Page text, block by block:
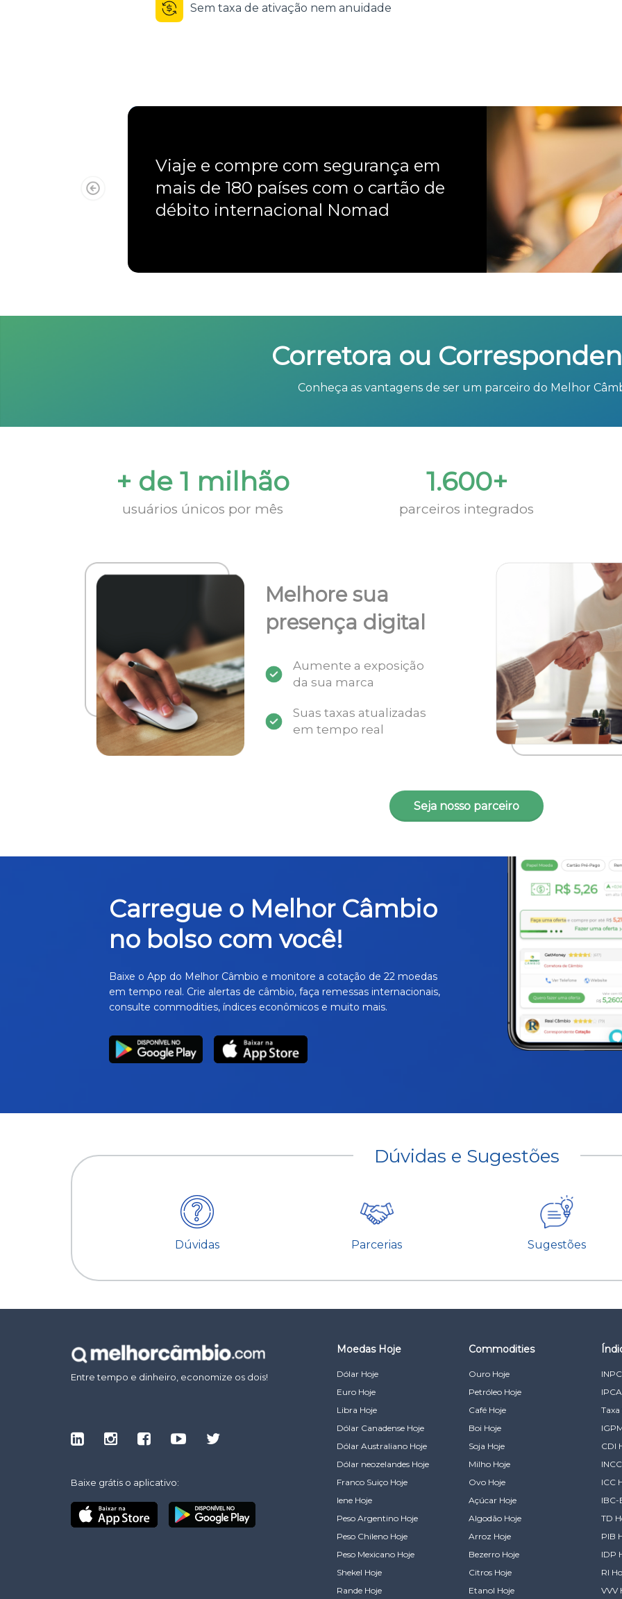
Sem taxa de ativação nem anuidade
Viaje e compre com segurança em
mais de 180 países com o cartão de
débito internacional Nomad
Corretora ou
Conheça as vantagens de ser um parceiro do Melhor
+ de 1 milhão
usuários únicos por mês
1.600+
parceiros integrados
Melhore sua
presença digital
Aumente a exposição
da sua marca
Suas taxas atualizadas
em tempo real
Seja nosso parceiro
Carregue o Melhor Câmbio
no bolso com você!
Baixe o App do Melhor Câmbio e monitore a cotação de 22 moedas
em tempo real. Crie alertas de câmbio, faça remessas internacionais,
consulte commodities, índices econômicos e muito mais.
Dúvidas e Sugestões
Dúvidas Parcerias Sugestões
Entre tempo e dinheiro, economize os dois!
Baixe grátis o aplicativo:
Moedas Hoje
Dólar Hoje
Euro Hoje
Libra Hoje
Dólar Canadense Hoje
Dólar Australiano Hoje
Dólar neozelandes Hoje
Franco Suiço Hoje
Iene Hoje
Peso Argentino Hoje
Peso Chileno Hoje
Peso Mexicano Hoje
Shekel Hoje
Rande Hoje
Commodities
Ouro Hoje
Petróleo Hoje
Café Hoje
Boi Hoje
Soja Hoje
Milho Hoje
Ovo Hoje
Açúcar Hoje
Algodão Hoje
Arroz Hoje
Bezerro Hoje
Citros Hoje
Etanol Hoje
Taxa
CDI
ICC
IBC-
TD
PIB
IDP
RI
VVV